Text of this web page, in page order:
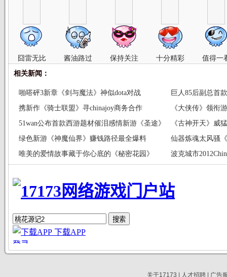
囧雷无比 酱油路过 保持关注 十分精彩 值得一
相关新闻：
啪嗒砰3新章《剑与魔法》神似dota对战
巨人85后副总首
携新作《骑士联盟》寻chinajoy商务合作
《大侠传》领衔
51wan公布首款西游题材催泪感情新游《圣途》
《古神开天》威
绿色新游《神魔仙界》赚钱路径最全爆料
仙器炼魂太风骚
唯美的爱情故事藏于你心底的《秘密花园》
波克城市
关于17173 人才招聘| 广告